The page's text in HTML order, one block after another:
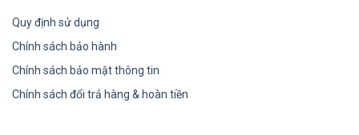
Quy định sử dụng
Chính sách bảo hành
Chính sách bảo mật thông tin
Chính sách đổi trả hàng & hoàn tiền